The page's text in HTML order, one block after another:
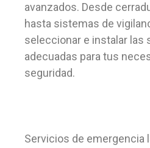
avanzados. Desde
hasta sistemas de
seleccionar e instalar las
adecuadas para tus
seguridad.
Servicios de emergencia